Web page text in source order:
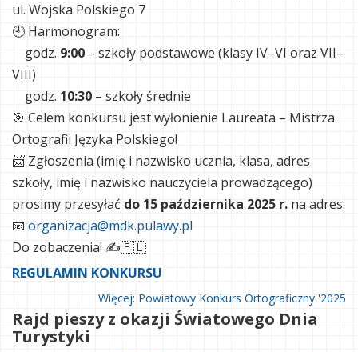
ul. Wojska Polskiego 7
🕘 Harmonogram:
godz. 9:00 – szkoły podstawowe (klasy IV–VI oraz VII–
VIII)
godz. 10:30 – szkoły średnie
🎯 Celem konkursu jest wyłonienie Laureata – Mistrza
Ortografii Języka Polskiego!
📨 Zgłoszenia (imię i nazwisko ucznia, klasa, adres
szkoły, imię i nazwisko nauczyciela prowadzącego)
prosimy przesyłać do 15 października 2025 r. na adres:
📧 organizacja@mdk.pulawy.pl
Do zobaczenia! ✍️🇵🇱
REGULAMIN KONKURSU
Więcej: Powiatowy Konkurs Ortograficzny '2025
Rajd pieszy z okazji Światowego Dnia
Turystyki